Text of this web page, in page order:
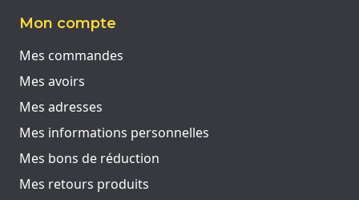
Mon compte
Mes commandes
Mes avoirs
Mes adresses
Mes informations personnelles
Mes bons de réduction
Mes retours produits